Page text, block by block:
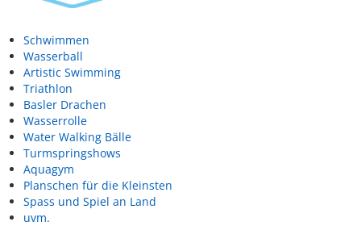
Schwimmen
Wasserball
Artistic Swimming
Triathlon
Basler Drachen
Wasserrolle
Water Walking Bälle
Turmspringshows
Aquagym
Planschen für die Kleinsten
Spass und Spiel an Land
uvm.